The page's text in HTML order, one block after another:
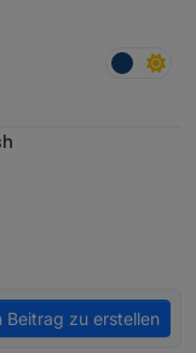
Beitrag zu erstellen